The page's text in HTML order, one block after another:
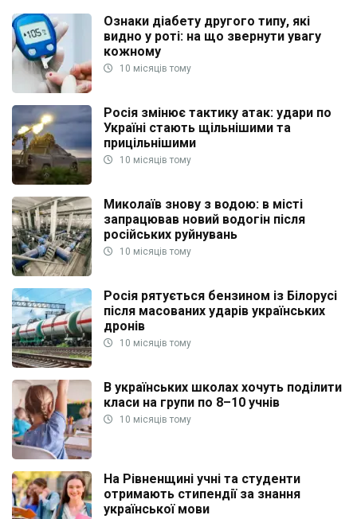
Ознаки діабету другого типу, які
видно у роті: на що звернути увагу
кожному
10 місяців тому
Росія змінює тактику атак: удари по
Україні стають щільнішими та
прицільнішими
10 місяців тому
Миколаїв знову з водою: в місті
запрацював новий водогін після
російських руйнувань
10 місяців тому
Росія рятується бензином із Білорусі
після масованих ударів українських
дронів
10 місяців тому
В українських школах хочуть поділити
класи на групи по 8–10 учнів
10 місяців тому
На Рівненщині учні та студенти
отримають стипендії за знання
української мови